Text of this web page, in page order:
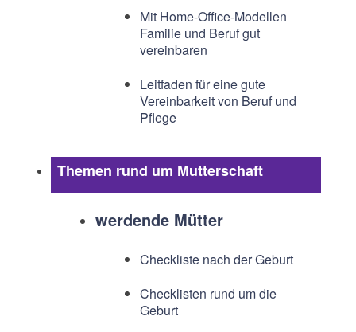
Mit Home-Office-Modellen
Familie und Beruf gut
vereinbaren
Leitfaden für eine gute
Vereinbarkeit von Beruf und
Pflege
Themen rund um Mutterschaft
werdende Mütter
Checkliste nach der Geburt
Checklisten rund um die
Geburt